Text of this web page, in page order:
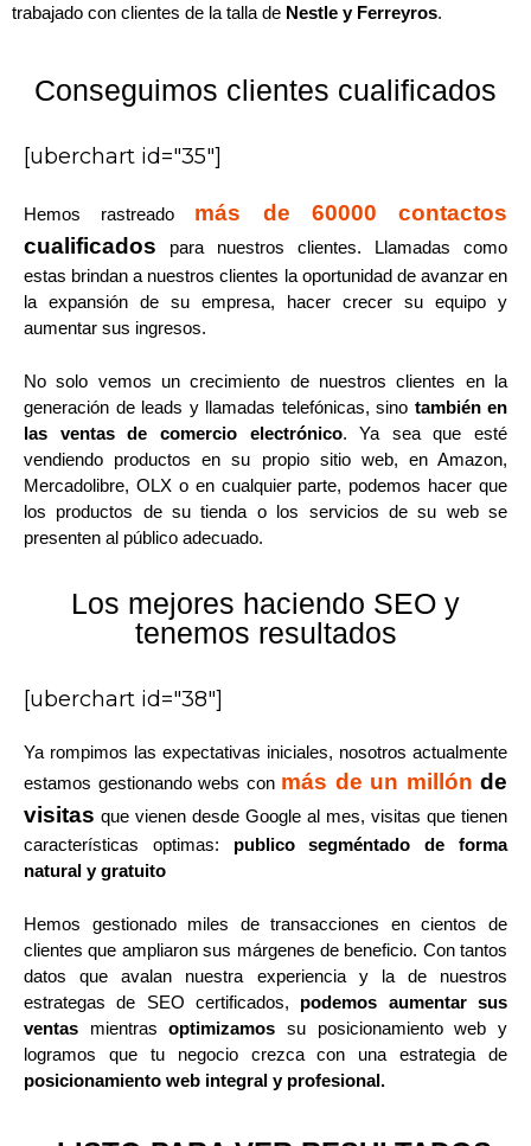
trabajado con clientes de la talla de Nestle y Ferreyros.
Conseguimos clientes cualificados
Hemos rastreado más de 60000 contactos
cualificados para nuestros clientes. Llamadas como
estas brindan a nuestros clientes la oportunidad de avanzar en
la expansión de su empresa, hacer crecer su equipo y
aumentar sus ingresos.
No solo vemos un crecimiento de nuestros clientes en la
generación de leads y llamadas telefónicas, sino también en
las ventas de comercio electrónico. Ya sea que esté
vendiendo productos en su propio sitio web, en Amazon,
Mercadolibre, OLX o en cualquier parte, podemos hacer que
los productos de su tienda o los servicios de su web se
presenten al público adecuado.
[uberchart id="35"]
Los mejores haciendo SEO y
tenemos resultados
Ya rompimos las expectativas iniciales, nosotros actualmente
estamos gestionando webs con más de un millón de
visitas que vienen desde Google al mes, visitas que tienen
características optimas: publico segméntado de forma
natural y gratuito
Hemos gestionado miles de transacciones en cientos de
clientes que ampliaron sus márgenes de beneficio. Con tantos
datos que avalan nuestra experiencia y la de nuestros
estrategas de SEO certificados, podemos aumentar sus
ventas mientrasoptimizamos su posicionamiento web y
logramos que tu negocio crezca con una estrategia de
posicionamiento web integral y profesional.
[uberchart id="38"]